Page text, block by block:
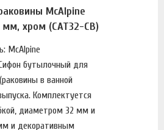
McAlpine
хром (CAT32-CB)
McAlpine
бутылочный для
в ванной
Комплектуется
диаметром 32 мм и
и декоративным